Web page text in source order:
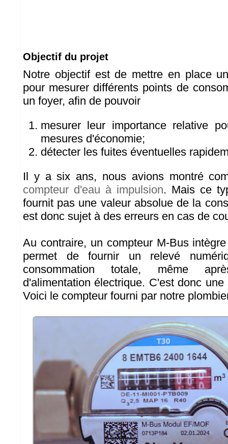
Objectif du projet
Notre objectif est de mettre en place
pour mesurer différents points de
un foyer, afin de pouvoir
mesurer leur importance relative
mesures d'économie;
détecter les fuites éventuelles
Il y a six ans, nous avions montré
compteur d'eau à impulsion. Mais ce
fournit pas une valeur absolue de la
est donc sujet à des erreurs en cas de
Au contraire, un compteur M-Bus
permet de fournir un relevé
consommation totale, même
d'alimentation électrique. C'est donc
Voici le compteur fourni par notre